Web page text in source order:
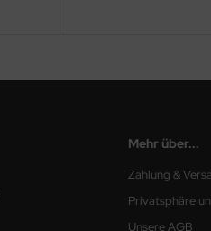
Mehr über...
Zahlung &
Privatsphäre
Unsere AGB